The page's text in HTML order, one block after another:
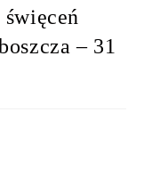
– 31